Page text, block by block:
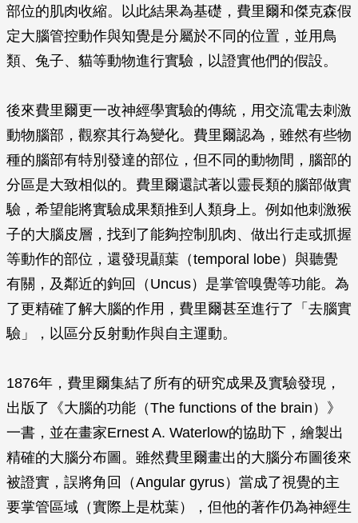
部位的肌肉收縮。以此結果為基礎，費里爾和傑克森假
定大腦管控動作與知覺是分屬於不同的位置，並用鳥
類、兔子、貓等動物進行實驗，以證實他們的假設。
後來費里爾更一改神經學實驗的傳統，用交流電去刺激
動物腦部，觀察其行為變化。費里爾認為，雖然有些物
種的腦部有特別發達的部位，但不同的動物間，腦部的
分區是大致相似的。費里爾還試著以靈長類的腦部做實
驗，希望能將實驗成果類推到人類身上。例如他刺激猴
子的大腦皮層，找到了能夠控制肌肉、做出行走或抓握
等動作的部位，還發現顳葉（temporal lobe）與聽覺
有關，及鄰近的鉤回（Uncus）是掌管嗅覺等功能。為
了更精確了解大腦的作用，費里爾甚至進行了「去腦實
驗」，以區分反射動作與自主運動。
1876年，費里爾集結了所有的研究成果及實驗發現，
出版了《大腦的功能（The functions of the brain）》
一書，並在畫家Ernest A. Waterlow的協助下，繪製出
精確的大腦分布圖。雖然費里爾畫出的大腦分布圖後來
被證實，誤將角回（Angular gyrus）當成了視覺的主
要掌管區域（實際上是枕葉），但他的著作仍為神經生